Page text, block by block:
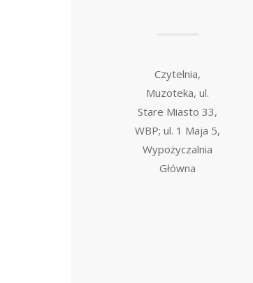
Czytelnia,
Muzoteka, ul.
Stare Miasto 33,
WBP; ul. 1 Maja 5,
Wypożyczalnia
Główna